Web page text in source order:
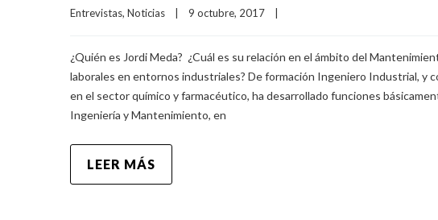
Entrevistas, Noticias 9 octubre, 2017
¿Quién es Jordi Meda? ¿Cuál es su relación en el ámbito del
laborales en entornos industriales? De formación Ingeniero Industrial, y
en el sector químico y farmacéutico, ha desarrollado funciones
Ingeniería y Mantenimiento, en
LEER MÁS